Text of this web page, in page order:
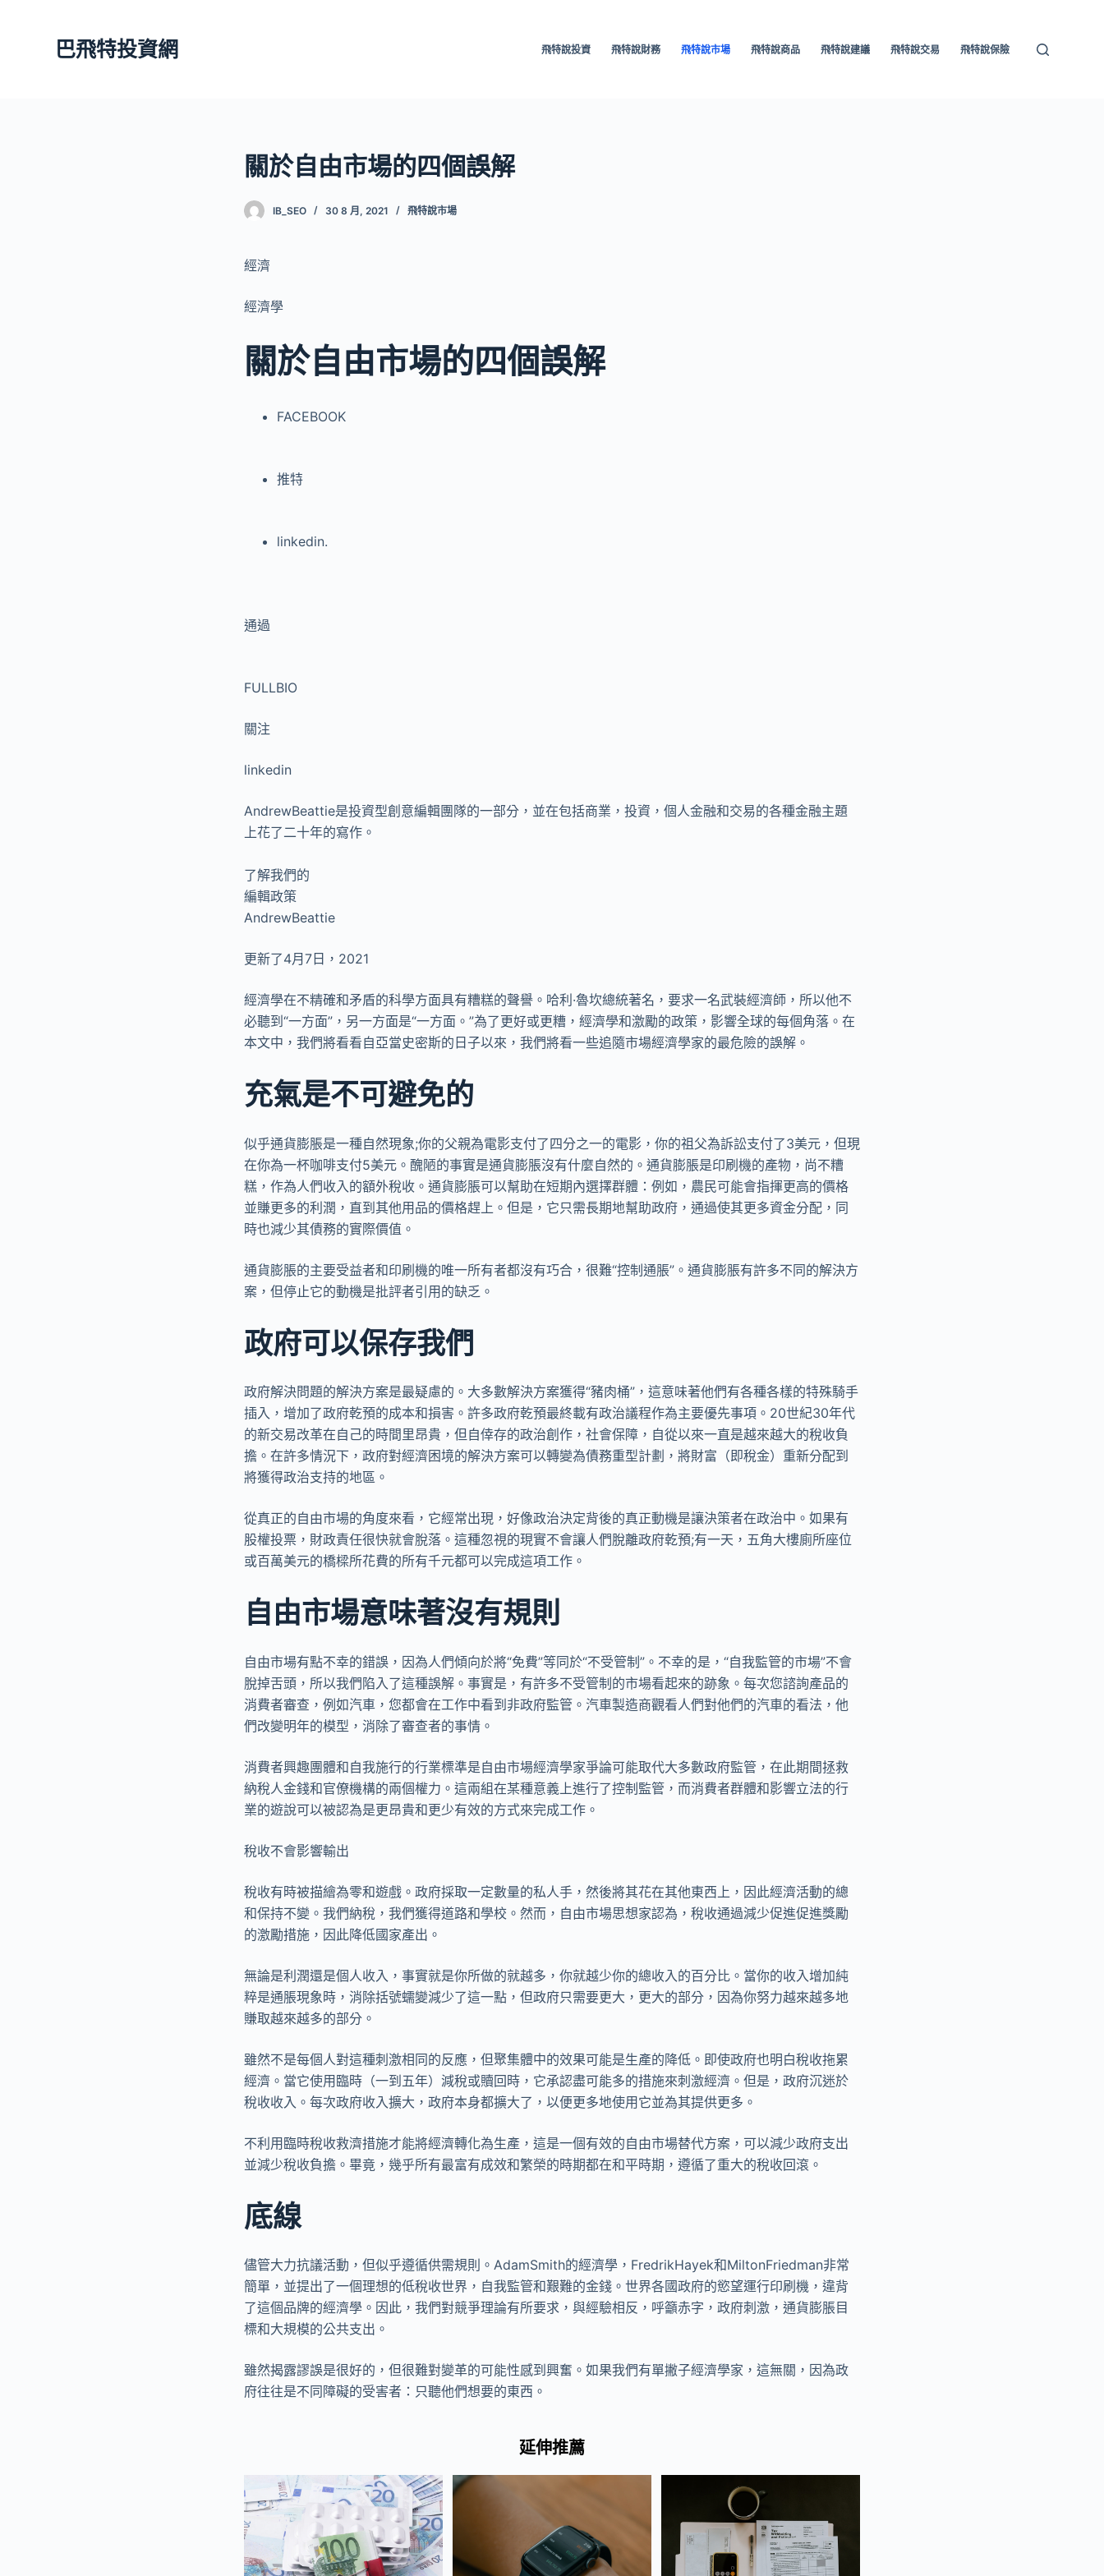
巴飛特投資網 飛特說投資 飛特說財務 飛特說市場 飛特說商品 飛特說建議 飛特說交易 飛特說保險
關於自由市場的四個誤解
IB_SEO 30 8 月, 2021 飛特說市場
經濟
經濟學
關於自由市場的四個誤解
FACEBOOK
推特
linkedin.
通過
FULLBIO
關注
linkedin
AndrewBeattie是投資型創意編輯團隊的一部分，並在包括商業，投資，個人金融和交易的各種金融主題
上花了二十年的寫作。
了解我們的
編輯政策
AndrewBeattie
更新了4月7日，2021
經濟學在不精確和矛盾的科學方面具有糟糕的聲譽。哈利·魯坎總統著名，要求一名武裝經濟師，所以他不
必聽到“一方面”，另一方面是“一方面。”為了更好或更糟，經濟學和激勵的政策，影響全球的每個角落。在
本文中，我們將看看自亞當史密斯的日子以來，我們將看一些追隨市場經濟學家的最危險的誤解。
充氣是不可避免的
似乎通貨膨脹是一種自然現象;你的父親為電影支付了四分之一的電影，你的祖父為訴訟支付了3美元，但現
在你為一杯咖啡支付5美元。醜陋的事實是通貨膨脹沒有什麼自然的。通貨膨脹是印刷機的產物，尚不糟
糕，作為人們收入的額外稅收。通貨膨脹可以幫助在短期內選擇群體：例如，農民可能會指揮更高的價格
並賺更多的利潤，直到其他用品的價格趕上。但是，它只需長期地幫助政府，通過使其更多資金分配，同
時也減少其債務的實際價值。
通貨膨脹的主要受益者和印刷機的唯一所有者都沒有巧合，很難“控制通脹”。通貨膨脹有許多不同的解決方
案，但停止它的動機是批評者引用的缺乏。
政府可以保存我們
政府解決問題的解決方案是最疑慮的。大多數解決方案獲得“豬肉桶”，這意味著他們有各種各樣的特殊騎手
插入，增加了政府乾預的成本和損害。許多政府乾預最終載有政治議程作為主要優先事項。20世紀30年代
的新交易改革在自己的時間里昂貴，但自倖存的政治創作，社會保障，自從以來一直是越來越大的稅收負
擔。在許多情況下，政府對經濟困境的解決方案可以轉變為債務重型計劃，將財富（即稅金）重新分配到
將獲得政治支持的地區。
從真正的自由市場的角度來看，它經常出現，好像政治決定背後的真正動機是讓決策者在政治中。如果有
股權投票，財政責任很快就會脫落。這種忽視的現實不會讓人們脫離政府乾預;有一天，五角大樓廁所座位
或百萬美元的橋樑所花費的所有千元都可以完成這項工作。
自由市場意味著沒有規則
自由市場有點不幸的錯誤，因為人們傾向於將“免費”等同於“不受管制”。不幸的是，“自我監管的市場”不會
脫掉舌頭，所以我們陷入了這種誤解。事實是，有許多不受管制的市場看起來的跡象。每次您諮詢產品的
消費者審查，例如汽車，您都會在工作中看到非政府監管。汽車製造商觀看人們對他們的汽車的看法，他
們改變明年的模型，消除了審查者的事情。
消費者興趣團體和自我施行的行業標準是自由市場經濟學家爭論可能取代大多數政府監管，在此期間拯救
納稅人金錢和官僚機構的兩個權力。這兩組在某種意義上進行了控制監管，而消費者群體和影響立法的行
業的遊說可以被認為是更昂貴和更少有效的方式來完成工作。
稅收不會影響輸出
稅收有時被描繪為零和遊戲。政府採取一定數量的私人手，然後將其花在其他東西上，因此經濟活動的總
和保持不變。我們納稅，我們獲得道路和學校。然而，自由市場思想家認為，稅收通過減少促進促進獎勵
的激勵措施，因此降低國家產出。
無論是利潤還是個人收入，事實就是你所做的就越多，你就越少你的總收入的百分比。當你的收入增加純
粹是通脹現象時，消除括號蠕變減少了這一點，但政府只需要更大，更大的部分，因為你努力越來越多地
賺取越來越多的部分。
雖然不是每個人對這種刺激相同的反應，但聚集體中的效果可能是生產的降低。即使政府也明白稅收拖累
經濟。當它使用臨時（一到五年）減稅或贖回時，它承認盡可能多的措施來刺激經濟。但是，政府沉迷於
稅收收入。每次政府收入擴大，政府本身都擴大了，以便更多地使用它並為其提供更多。
不利用臨時稅收救濟措施才能將經濟轉化為生產，這是一個有效的自由市場替代方案，可以減少政府支出
並減少稅收負擔。畢竟，幾乎所有最富有成效和繁榮的時期都在和平時期，遵循了重大的稅收回滾。
底線
儘管大力抗議活動，但似乎遵循供需規則。AdamSmith的經濟學，FredrikHayek和MiltonFriedman非常
簡單，並提出了一個理想的低稅收世界，自我監管和艱難的金錢。世界各國政府的慾望運行印刷機，違背
了這個品牌的經濟學。因此，我們對競爭理論有所要求，與經驗相反，呼籲赤字，政府刺激，通貨膨脹目
標和大規模的公共支出。
雖然揭露謬誤是很好的，但很難對變革的可能性感到興奮。如果我們有單撇子經濟學家，這無關，因為政
府往往是不同障礙的受害者：只聽他們想要的東西。
延伸推薦